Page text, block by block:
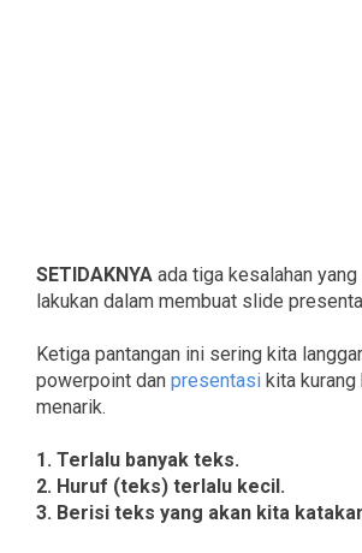
SETIDAKNYA ada tiga kesalahan
lakukan dalam membuat slide
Ketiga pantangan ini sering kita
powerpoint dan presentasi kita kurang
menarik.
1. Terlalu banyak teks.
2. Huruf (teks) terlalu kecil.
3. Berisi teks yang akan kita